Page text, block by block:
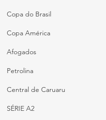
Copa do Brasil
Copa América
Afogados
Petrolina
Central de Caruaru
SÉRIE A2